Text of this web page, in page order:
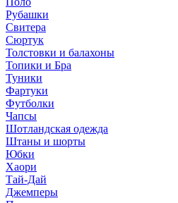
Рубашки
Свитера
Сюртук
Толстовки и балахоны
Топики и Бра
Туники
Фартуки
Футболки
Чапсы
Шотландская одежда
Штаны и шорты
Юбки
Хаори
Тай-Дай
Джемперы